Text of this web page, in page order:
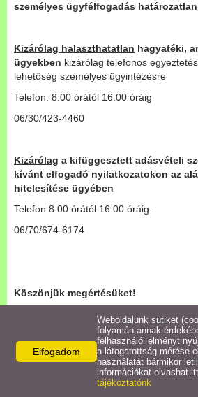
Pályázatok
Hírek
Bursa Hungarica Pályázat
Nyilvántartások
Letöltések
személyes ügyfélfogadás
Kizárólag halaszthatatlan hagyatéki,
ügyekben kizárólag telefonos
lehetőség személyes ügyintézésre
Telefon: 8.00 órától 16.00 óráig
06/30/423-4460
Kizárólag a kifüggesztett adásvételi
kívánt elfogadó nyilatkozatokon az
hitelesítése ügyében
Telefon 8.00 órától 16.00 óráig:
06/70/674-6174
Köszönjük megértésüket!
X
Elfogadom
Weboldalunk sütiket
folyamán annak
felhasználói élményt
a látogatottság mérése
használatát bármikor
információkat olvashat
tájékoztatónk